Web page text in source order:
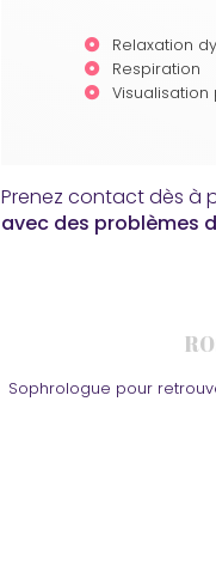
Relaxation
Respiration
Visualisation
Prenez contact dès à
avec des problèmes
Sophrologue pour